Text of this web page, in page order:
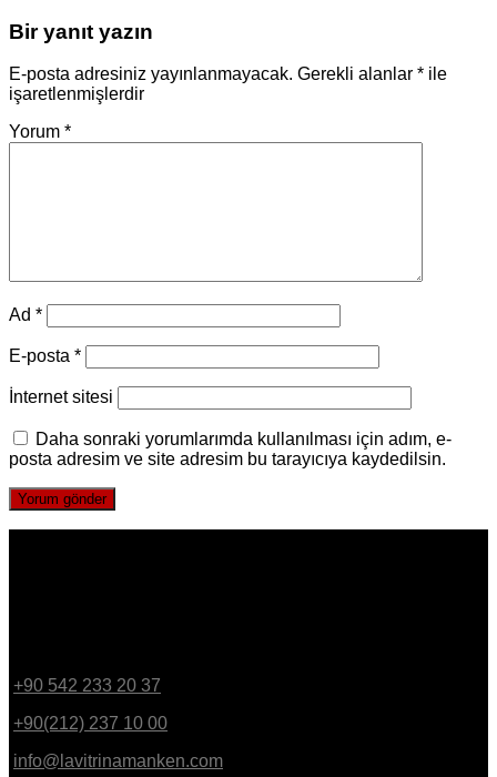
Bir yanıt yazın
E-posta adresiniz yayınlanmayacak. Gerekli alanlar * ile
işaretlenmişlerdir
Yorum *
Ad *
E-posta *
İnternet sitesi
Daha sonraki yorumlarımda kullanılması için adım, e-
posta adresim ve site adresim bu tarayıcıya kaydedilsin.
+90 542 233 20 37
+90(212) 237 10 00
info@lavitrinamanken.com